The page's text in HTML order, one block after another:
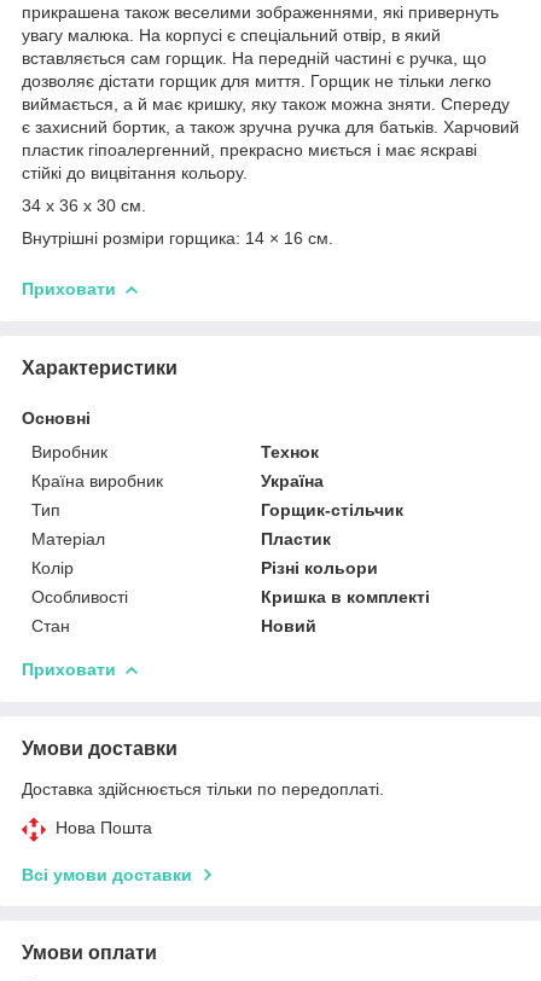
прикрашена також веселими зображеннями, які привернуть
увагу малюка. На корпусі є спеціальний отвір, в який
вставляється сам горщик. На передній частині є ручка, що
дозволяє дістати горщик для миття. Горщик не тільки легко
виймається, а й має кришку, яку також можна зняти. Спереду
є захисний бортик, а також зручна ручка для батьків. Харчовий
пластик гіпоалергенний, прекрасно миється і має яскраві
стійкі до вицвітання кольору.
34 x 36 x 30 см.
Внутрішні розміри горщика: 14 × 16 см.
Приховати
Характеристики
Основні
Виробник
Технок
Країна виробник
Україна
Тип
Горщик-стільчик
Матеріал
Пластик
Колір
Різні кольори
Особливості
Кришка в комплекті
Стан
Новий
Приховати
Умови доставки
Доставка здійснюється тільки по передоплаті.
Нова Пошта
Всі умови доставки
Умови оплати